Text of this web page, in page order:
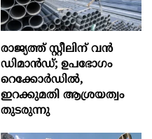
രാജ്യത്ത് സ്റ്റീലിന് വൻ
ഡിമാൻഡ്; ഉപഭോഗം
റെക്കോർഡിൽ,
ഇറക്കുമതി ആശ്രയത്വം
തുടരുന്നു